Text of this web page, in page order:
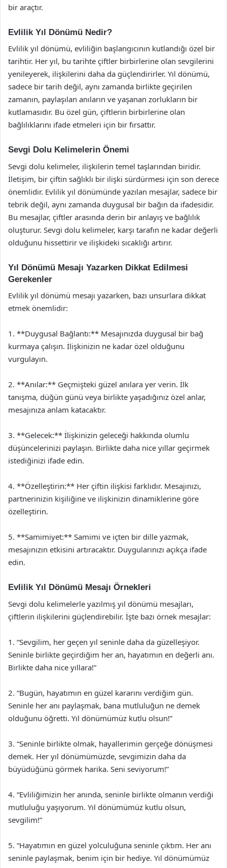
bir araçtır.
Evlilik Yıl Dönümü Nedir?
Evlilik yıl dönümü, evliliğin başlangıcının kutlandığı özel bir
tarihtir. Her yıl, bu tarihte çiftler birbirlerine olan sevgilerini
yenileyerek, ilişkilerini daha da güçlendirirler. Yıl dönümü,
sadece bir tarih değil, aynı zamanda birlikte geçirilen
zamanın, paylaşılan anıların ve yaşanan zorlukların bir
kutlamasıdır. Bu özel gün, çiftlerin birbirlerine olan
bağlılıklarını ifade etmeleri için bir fırsattır.
Sevgi Dolu Kelimelerin Önemi
Sevgi dolu kelimeler, ilişkilerin temel taşlarından biridir.
İletişim, bir çiftin sağlıklı bir ilişki sürdürmesi için son derece
önemlidir. Evlilik yıl dönümünde yazılan mesajlar, sadece bir
tebrik değil, aynı zamanda duygusal bir bağın da ifadesidir.
Bu mesajlar, çiftler arasında derin bir anlayış ve bağlılık
oluşturur. Sevgi dolu kelimeler, karşı tarafın ne kadar değerli
olduğunu hissettirir ve ilişkideki sıcaklığı artırır.
Yıl Dönümü Mesajı Yazarken Dikkat Edilmesi
Gerekenler
Evlilik yıl dönümü mesajı yazarken, bazı unsurlara dikkat
etmek önemlidir:
1. **Duygusal Bağlantı:** Mesajınızda duygusal bir bağ
kurmaya çalışın. İlişkinizin ne kadar özel olduğunu
vurgulayın.
2. **Anılar:** Geçmişteki güzel anılara yer verin. İlk
tanışma, düğün günü veya birlikte yaşadığınız özel anlar,
mesajınıza anlam katacaktır.
3. **Gelecek:** İlişkinizin geleceği hakkında olumlu
düşüncelerinizi paylaşın. Birlikte daha nice yıllar geçirmek
istediğinizi ifade edin.
4. **Özelleştirin:** Her çiftin ilişkisi farklıdır. Mesajınızı,
partnerinizin kişiliğine ve ilişkinizin dinamiklerine göre
özelleştirin.
5. **Samimiyet:** Samimi ve içten bir dille yazmak,
mesajınızın etkisini artıracaktır. Duygularınızı açıkça ifade
edin.
Evlilik Yıl Dönümü Mesajı Örnekleri
Sevgi dolu kelimelerle yazılmış yıl dönümü mesajları,
çiftlerin ilişkilerini güçlendirebilir. İşte bazı örnek mesajlar:
1. “Sevgilim, her geçen yıl seninle daha da güzelleşiyor.
Seninle birlikte geçirdiğim her an, hayatımın en değerli anı.
Birlikte daha nice yıllara!”
2. “Bugün, hayatımın en güzel kararını verdiğim gün.
Seninle her anı paylaşmak, bana mutluluğun ne demek
olduğunu öğretti. Yıl dönümümüz kutlu olsun!”
3. “Seninle birlikte olmak, hayallerimin gerçeğe dönüşmesi
demek. Her yıl dönümümüzde, sevgimizin daha da
büyüdüğünü görmek harika. Seni seviyorum!”
4. “Evliliğimizin her anında, seninle birlikte olmanın verdiği
mutluluğu yaşıyorum. Yıl dönümümüz kutlu olsun,
sevgilim!”
5. “Hayatımın en güzel yolculuğuna seninle çıktım. Her anı
seninle paylaşmak, benim için bir hediye. Yıl dönümümüz